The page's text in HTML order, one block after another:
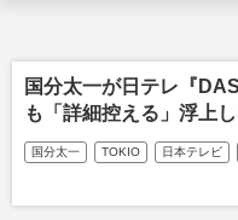
国分太一が日テレ『
も「詳細控える」浮上
国分太一 TOKIO 日本テレビ